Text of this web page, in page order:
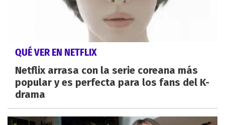
QUÉ VER EN NETFLIX
Netflix arrasa con la serie coreana más
popular y es perfecta para los fans del K-
drama